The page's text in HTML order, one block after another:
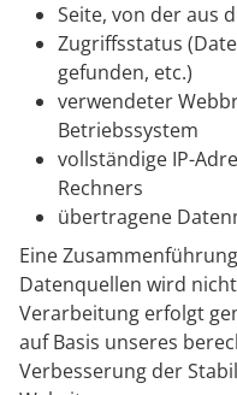
Seite, von der aus
Zugriffsstatus
gefunden, etc.)
verwendeter
Betriebssystem
vollständige IP-
Rechners
übertragene
Eine
Datenquellen wird
Verarbeitung erfolgt
auf Basis unseres
Verbesserung der